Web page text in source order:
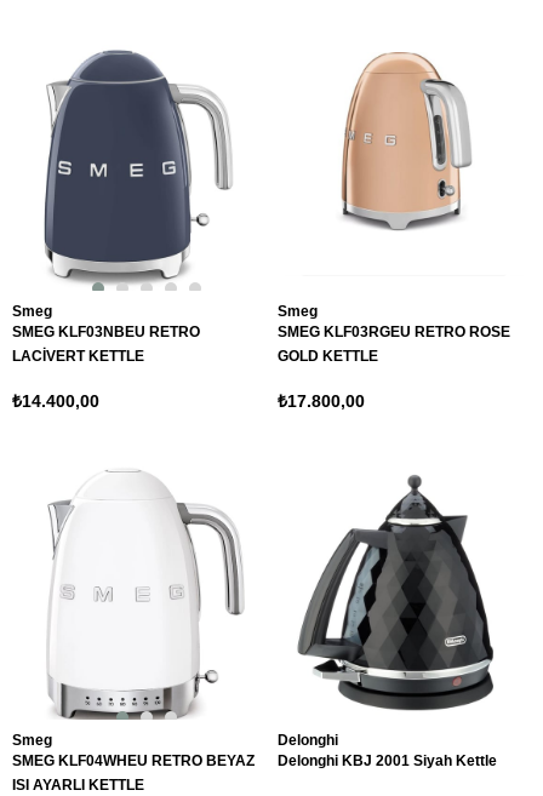
Smeg
SMEG KLF03NBEU RETRO
LACİVERT KETTLE
₺14.400,00
Smeg
SMEG KLF03RGEU RETRO ROSE
GOLD KETTLE
₺17.800,00
Smeg
SMEG KLF04WHEU RETRO BEYAZ
ISI AYARLI KETTLE
Delonghi
Delonghi KBJ 2001 Siyah Kettle